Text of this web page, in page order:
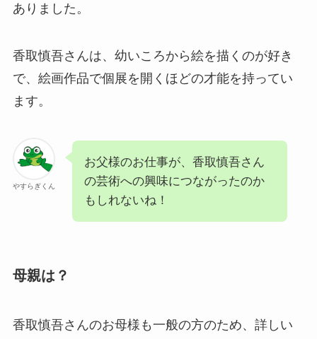
ありました。
香取慎吾さんは、幼いころから絵を描くのが好き
で、絵画作品で個展を開くほどの才能を持ってい
ます。
やすらぎくん
お父様のお仕事が、香取慎吾さん
の芸術への興味につながったのか
もしれないね！
母親は？
香取慎吾さんのお母様も一般の方のため、詳しい